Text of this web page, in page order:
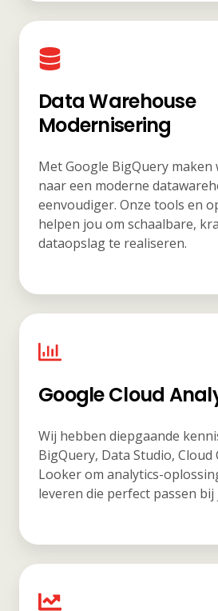
Data Warehouse
Modernisering
Met Google BigQuery maken
naar een moderne
eenvoudiger. Onze tools en
helpen jou om schaalbare,
dataopslag te realiseren.
Google Cloud
Wij hebben diepgaande
BigQuery, Data Studio, Cloud
Looker om analytics-
leveren die perfect passen